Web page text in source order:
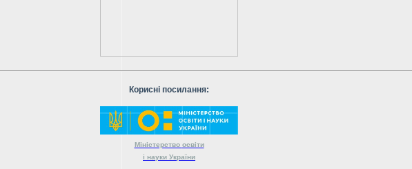
Корисні посилання:
Міністерство освіти
і науки України